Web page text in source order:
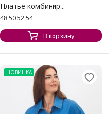
Платье комбинир...
48 50 52 54
В корзину
НОВИНКА